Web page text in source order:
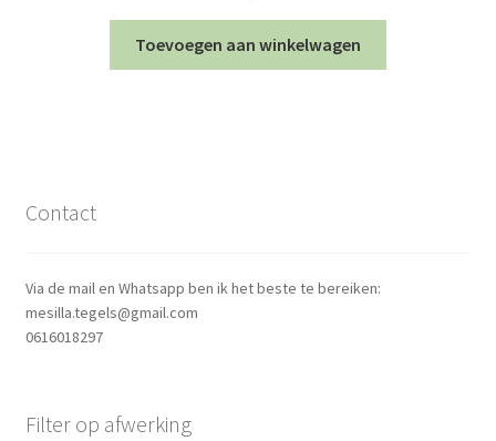
Toevoegen aan winkelwagen
Contact
Via de mail en Whatsapp ben ik het beste te bereiken:
mesilla.tegels@gmail.com
0616018297
Filter op afwerking